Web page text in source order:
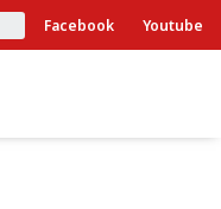
Facebook Youtube